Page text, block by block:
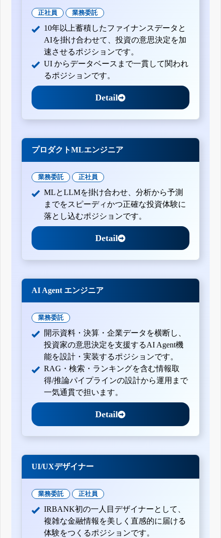
正社員 業務委託
10年以上蓄積したファイナンスデータと
AIを掛け合わせて、投資の意思決定を加
速させるポジションです。
UI からデータベースまで一貫して関われ
るポジションです。
Detail
プロダクトMLエンジニア
業務委託 正社員
MLとLLMを掛け合わせ、分析から予測
までをスピーディかつ正確な投資体験に
落とし込むポジションです。
Detail
AI Agent エンジニア
業務委託
開示資料・決算・企業データを横断し、
投資家の意思決定を支援するAI Agent機
能を設計・実装するポジションです。
RAG・検索・ランキングを含む情報取
得/推論パイプラインの設計から運用まで
一気通貫で担います。
Detail
UI/UXデザイナー
業務委託 正社員
IRBANK初の一人目デザイナーとして、
複雑な金融情報を美しく直感的に届ける
体験をつくるポジションです。